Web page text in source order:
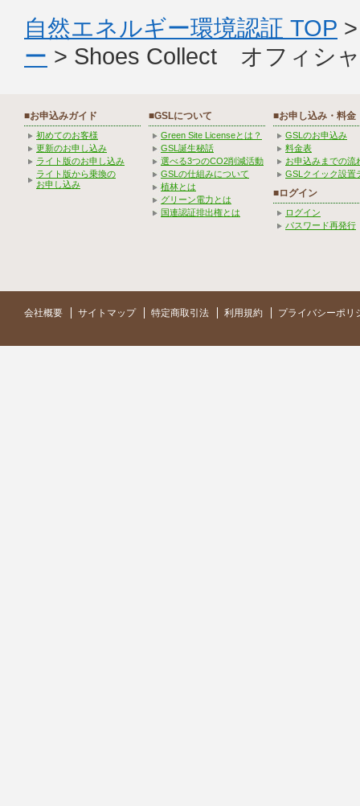
自然エネルギー環境認証 TOP
ー > Shoes Collect オフィシ
■お申込みガイド
初めてのお客様
更新のお申し込み
ライト版のお申し込み
ライト版から乗換の
お申し込み
■GSLについて
Green Site Licenseとは？
GSL誕生秘話
選べる3つのCO2削減活動
GSLの仕組みについて
植林とは
グリーン電力とは
国連認証排出権とは
■お申し込み・料金
GSLのお申込み
料金表
お申込みまでの流
GSLクイック設置
■ログイン
ログイン
パスワード再発行
会社概要 サイトマップ 特定商取引法 利用規約 プライバシーポリ